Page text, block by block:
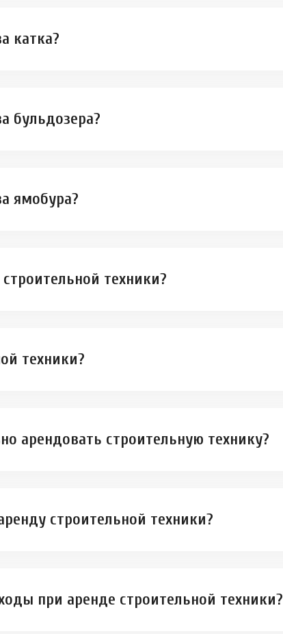
катка?
бульдозера?
ямобура?
техники?
техники?
арендовать строительную технику?
строительной техники?
при аренде строительной техники?